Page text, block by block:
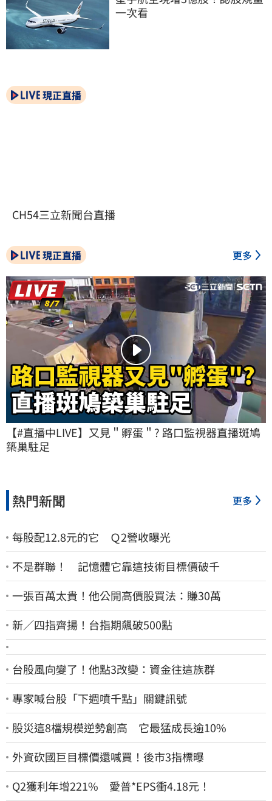
一次看
現正直播
CH54三立新聞台直播
現正直播 更多
【#直播中LIVE】又見＂孵蛋＂? 路口監視器直播斑鳩
築巢駐足
熱門新聞 更多
每股配12.8元的它 Ｑ2營收曝光
不是群聯！ 記憶體它靠這技術目標價破千
一張百萬太貴！他公開高價股買法：賺30萬
新／四指齊揚！台指期飆破500點
台股風向變了！他點3改變：資金往這族群
專家喊台股「下週噴千點」關鍵訊號
股災這8檔規模逆勢創高 它最猛成長逾10%
外資砍國巨目標價還喊買！後市3指標曝
Q2獲利年增221% 愛普*EPS衝4.18元！